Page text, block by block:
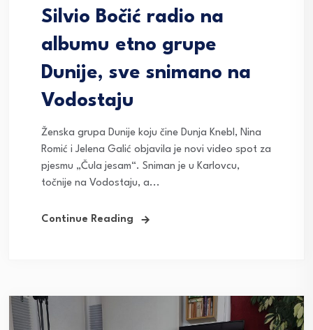
Silvio Bočić radio na
albumu etno grupe
Dunije, sve snimano na
Vodostaju
Ženska grupa Dunije koju čine Dunja Knebl, Nina
Romić i Jelena Galić objavila je novi video spot za
pjesmu „Čula jesam“. Sniman je u Karlovcu,
točnije na Vodostaju, a...
Continue Reading